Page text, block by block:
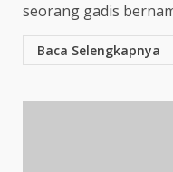
seorang gadis
Baca Selengkapnya